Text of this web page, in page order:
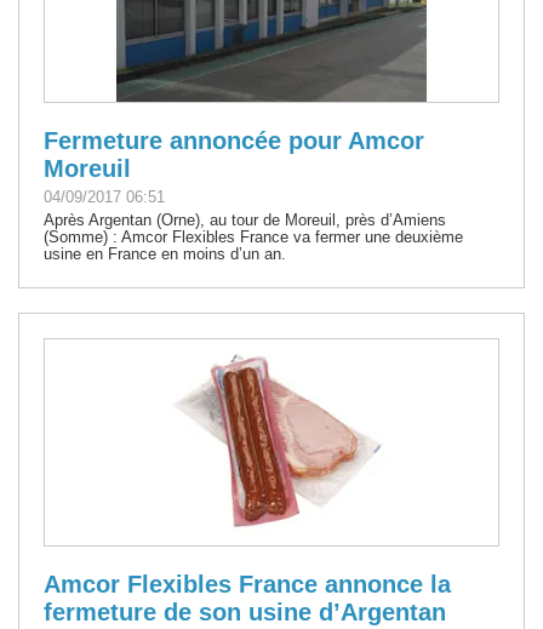
Fermeture annoncée pour Amcor
Moreuil
04/09/2017 06:51
Après Argentan (Orne), au tour de Moreuil, près d’Amiens
(Somme) : Amcor Flexibles France va fermer une deuxième
usine en France en moins d’un an.
Amcor Flexibles France annonce la
fermeture de son usine d’Argentan